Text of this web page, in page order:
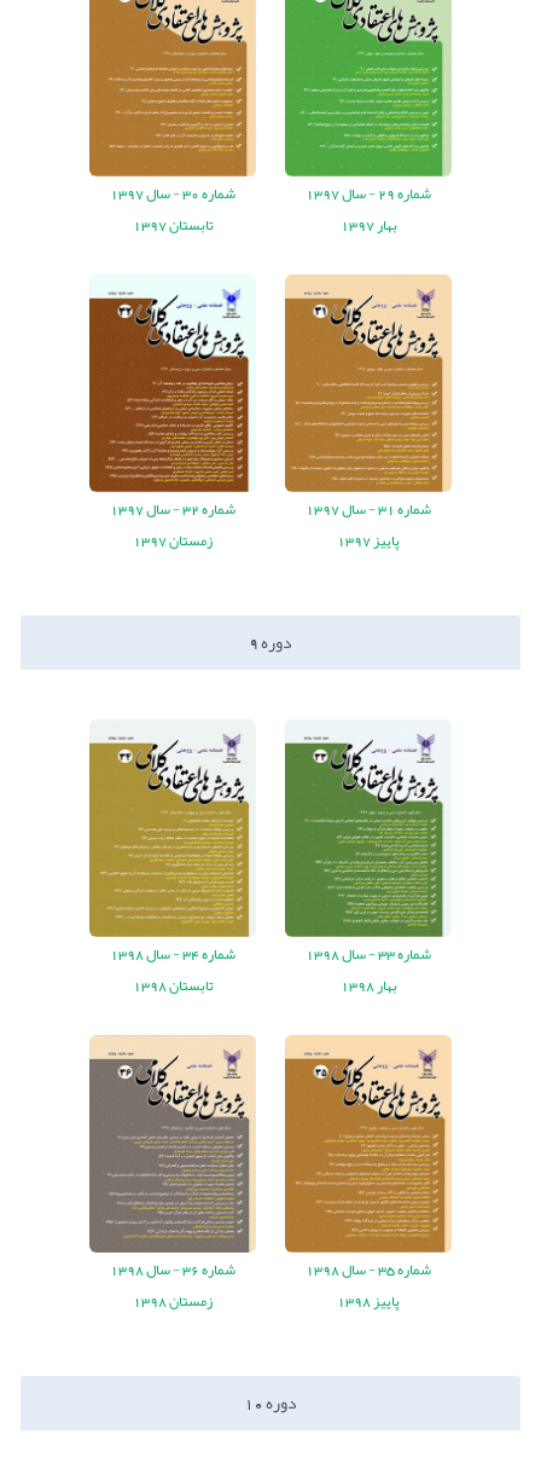
شماره29 - سال1397
بهار 1397
شماره30 - سال1397
تابستان 1397
شماره31 - سال1397
پاییز 1397
شماره32 - سال1397
زمستان 1397
دوره9
شماره33 - سال1398
بهار 1398
شماره34 - سال1398
تابستان 1398
شماره35 - سال1398
پاییز 1398
شماره36 - سال1398
زمستان 1398
دوره10